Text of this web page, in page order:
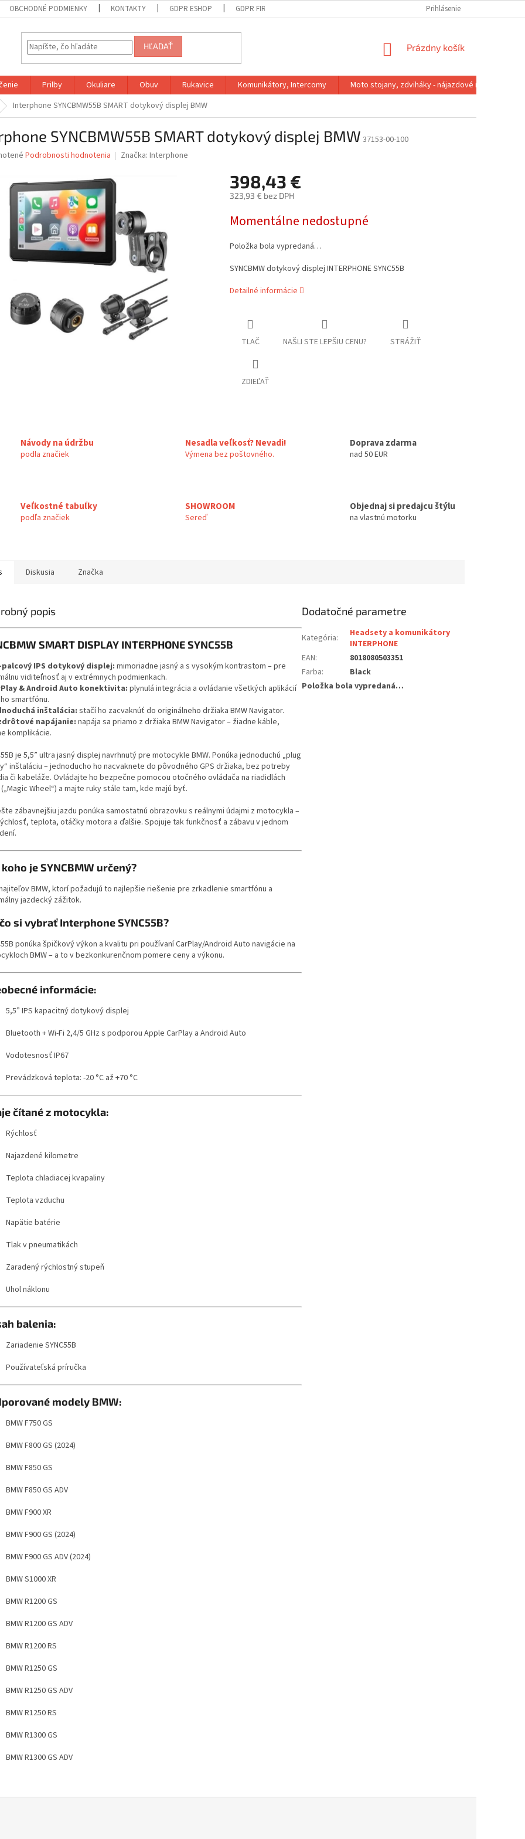
OBCHODNÉ PODMIENKY KONTAKTY GDPR ESHOP GDPR FIRMA VÝMENA VEĽKOSTI
Prihlásenie
HĽADAŤ
NÁKUPNÝ
Prázdny košík
Prilby Okuliare Obuv Rukavice Komunikátory, Intercomy Moto stojany, zdviháky - nájazdové rampy
Interphone SYNCBMW55B SMART dotykový displej BMW
SYNCBMW55B SMART dotykový displej BMW 37153-00-100
Podrobnosti hodnotenia Značka: Interphone
398,43 €
323,93 € bez DPH
cena:
Momentálne nedostupné
Položka bola vypredaná…
SYNCBMW dotykový displej INTERPHONE SYNC55B
Detailné informácie
TLAČ NAŠLI STE LEPŠIU CENU? STRÁŽIŤ
ZDIEĽAŤ
Návody na údržbu
podla značiek
Nesadla veľkosť? Nevadi!
Výmena bez poštovného.
Doprava zdarma
nad 50 EUR
Veľkostné tabuľky
podľa značiek
SHOWROOM
Sereď
Objednaj si predajcu štýlu
na vlastnú motorku
Diskusia Značka
popis
SMART DISPLAY INTERPHONE SYNC55B
palcový IPS dotykový displej: mimoriadne jasný a s vysokým kontrastom – pre
viditeľnosť aj v extrémnych podmienkach.
& Android Auto konektivita: plynulá integrácia a ovládanie všetkých aplikácií
smartfónu.
inštalácia: stačí ho zacvaknúť do originálneho držiaka BMW Navigator.
napájanie: napája sa priamo z držiaka BMW Navigator – žiadne káble,
komplikácie.
je 5,5” ultra jasný displej navrhnutý pre motocykle BMW. Ponúka jednoduchú „plug
inštaláciu – jednoducho ho nacvaknete do pôvodného GPS držiaka, bez potreby
či kabeláže. Ovládajte ho bezpečne pomocou otočného ovládača na riadidlách
(„Magic Wheel“) a majte ruky stále tam, kde majú byť.
zábavnejšiu jazdu ponúka samostatnú obrazovku s reálnymi údajmi z motocykla –
teplota, otáčky motora a ďalšie. Spojuje tak funkčnosť a zábavu v jednom
je SYNCBMW určený?
BMW, ktorí požadujú to najlepšie riešenie pre zrkadlenie smartfónu a
jazdecký zážitok.
si vybrať Interphone SYNC55B?
ponúka špičkový výkon a kvalitu pri používaní CarPlay/Android Auto navigácie na
BMW – a to v bezkonkurenčnom pomere ceny a výkonu.
informácie:
5,5” IPS kapacitný dotykový displej
Bluetooth + Wi-Fi 2,4/5 GHz s podporou Apple CarPlay a Android Auto
Vodotesnosť IP67
Prevádzková teplota: -20 °C až +70 °C
čítané z motocykla:
Rýchlosť
Najazdené kilometre
Teplota chladiacej kvapaliny
Teplota vzduchu
Napätie batérie
Tlak v pneumatikách
Zaradený rýchlostný stupeň
Uhol náklonu
balenia:
Zariadenie SYNC55B
Používateľská príručka
modely BMW:
BMW F750 GS
BMW F800 GS (2024)
BMW F850 GS
BMW F850 GS ADV
BMW F900 XR
BMW F900 GS (2024)
BMW F900 GS ADV (2024)
BMW S1000 XR
BMW R1200 GS
BMW R1200 GS ADV
BMW R1200 RS
BMW R1250 GS
BMW R1250 GS ADV
BMW R1250 RS
BMW R1300 GS
BMW R1300 GS ADV
Dodatočné parametre
Kategória:
Headsety a komunikátory
INTERPHONE
EAN:
8018080503351
Farba:
Black
Položka bola vypredaná…